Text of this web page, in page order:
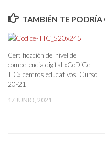
TAMBIÉN TE PODRÍA
Certificación del nivel de
competencia digital «CoDiCe
TIC» centros educativos. Curso
20-21
17 JUNIO, 2021